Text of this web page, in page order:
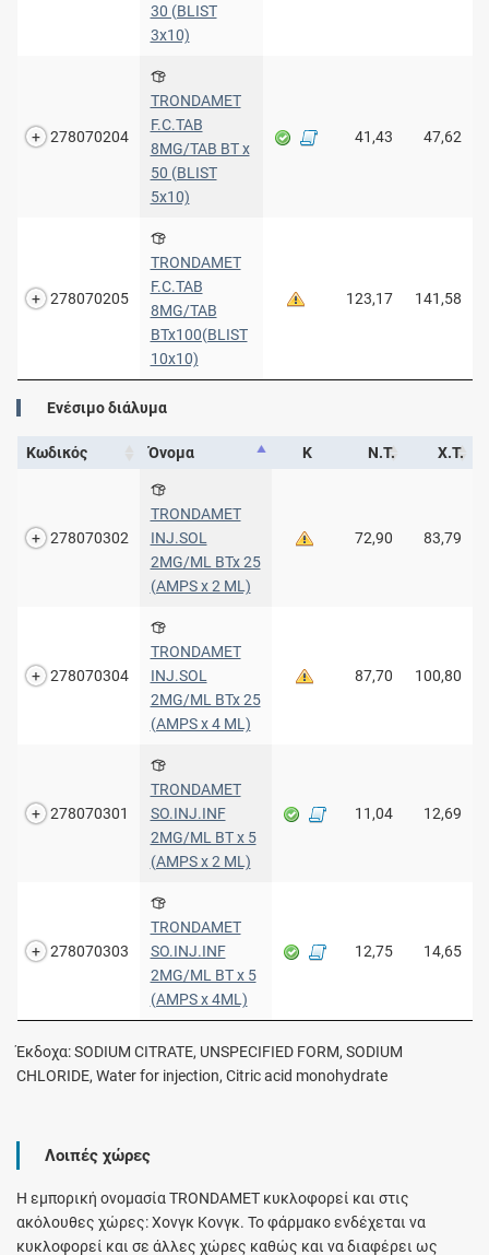
30 (BLIST
3x10)
278070204
TRONDAMET
F.C.TAB
8MG/TAB BT x
50 (BLIST
5x10)
41,43 47,62
278070205
TRONDAMET
F.C.TAB
8MG/TAB
BTx100(BLIST
10x10)
123,17 141,58
Ενέσιμο διάλυμα
Κωδικός Όνομα Κ Ν.Τ. Χ.Τ.
278070302
TRONDAMET
INJ.SOL
2MG/ML BTx 25
(AMPS x 2 ML)
72,90 83,79
278070304
TRONDAMET
INJ.SOL
2MG/ML BTx 25
(AMPS x 4 ML)
87,70 100,80
278070301
TRONDAMET
SO.INJ.INF
2MG/ML BT x 5
(AMPS x 2 ML)
11,04 12,69
278070303
TRONDAMET
SO.INJ.INF
2MG/ML BT x 5
(AMPS x 4ML)
12,75 14,65
Έκδοχα: SODIUM CITRATE, UNSPECIFIED FORM, SODIUM
CHLORIDE, Water for injection, Citric acid monohydrate
Λοιπές χώρες
Η εμπορική ονομασία TRONDAMET κυκλοφορεί και στις
ακόλουθες χώρες: Χονγκ Κονγκ. Το φάρμακο ενδέχεται να
κυκλοφορεί και σε άλλες χώρες καθώς και να διαφέρει ως